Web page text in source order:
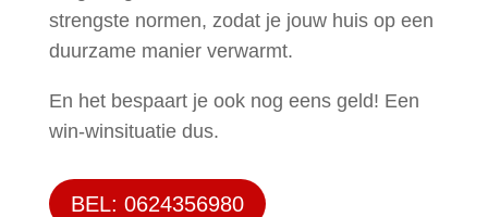
strengste normen, zodat je jouw huis op een
duurzame manier verwarmt.
En het bespaart je ook nog eens geld! Een
win-winsituatie dus.
BEL: 0624356980